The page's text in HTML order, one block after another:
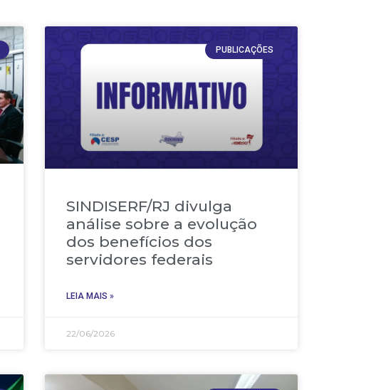
PUBLICAÇÕES
SINDISERF/RJ divulga
análise sobre a evolução
dos benefícios dos
servidores federais
LEIA MAIS »
22/06/2026